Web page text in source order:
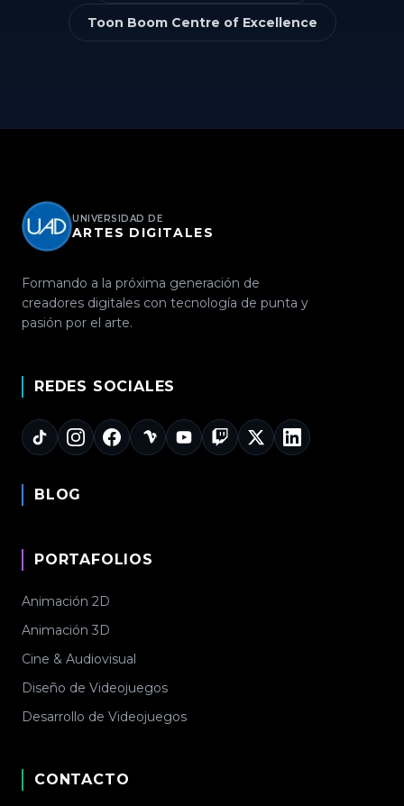
Toon Boom Centre of Excellence
UNIVERSIDAD DE
ARTES DIGITALES
Formando a la próxima generación de
creadores digitales con tecnología de punta y
pasión por el arte.
REDES SOCIALES
BLOG
PORTAFOLIOS
Animación 2D
Animación 3D
Cine & Audiovisual
Diseño de Videojuegos
Desarrollo de Videojuegos
CONTACTO